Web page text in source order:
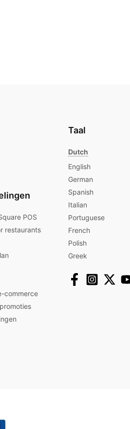
POS
restaurants
commerce
Taal
Dutch
English
German
Spanish
Italian
Portuguese
French
Polish
Greek